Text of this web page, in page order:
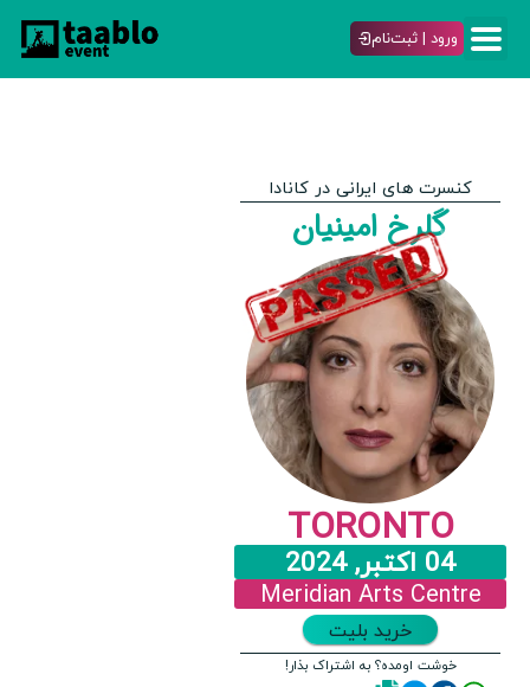
ورود | ثبت‌نام
کنسرت های ایرانی در کانادا
گلرخ امینیان
TORONTO
04 اکتبر, 2024
Meridian Arts Centre
خرید بلیت
خوشت اومده؟ به اشتراک بذار!